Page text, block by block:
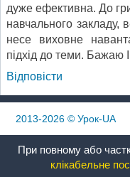
дуже ефективна. До
навчального закладу,
несе виховне
підхід до теми. Бажаю
Відповіcти
2013-2026© Урок-UA
При повному або
клікабельне